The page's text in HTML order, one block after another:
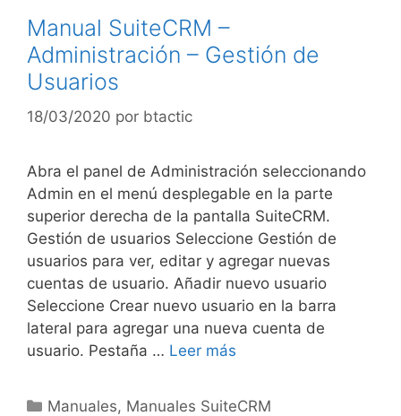
Manual SuiteCRM –
Administración – Gestión de
Usuarios
18/03/2020 por btactic
Abra el panel de Administración seleccionando
Admin en el menú desplegable en la parte
superior derecha de la pantalla SuiteCRM.
Gestión de usuarios Seleccione Gestión de
usuarios para ver, editar y agregar nuevas
cuentas de usuario. Añadir nuevo usuario
Seleccione Crear nuevo usuario en la barra
lateral para agregar una nueva cuenta de
usuario. Pestaña … Leer más
Manuales, Manuales SuiteCRM